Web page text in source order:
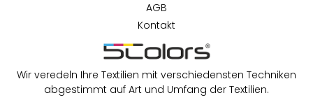
Wir veredeln Ihre Textilien mit verschiedensten Techniken
abgestimmt auf Art und Umfang der Textilien.
AGB
Kontakt